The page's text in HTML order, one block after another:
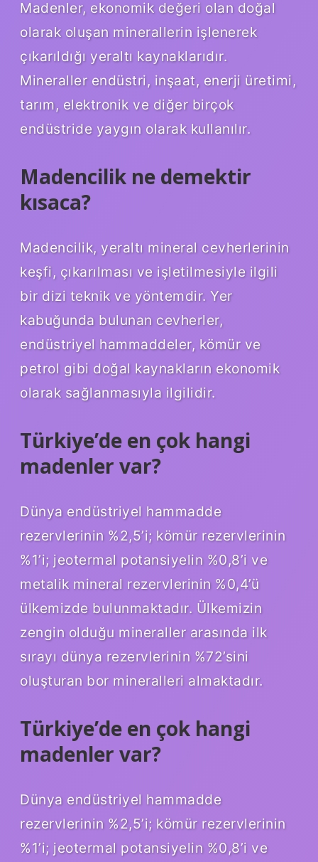
Madenler, ekonomik değeri olan doğal
olarak oluşan minerallerin işlenerek
çıkarıldığı yeraltı kaynaklarıdır.
Mineraller endüstri, inşaat, enerji üretimi,
tarım, elektronik ve diğer birçok
endüstride yaygın olarak kullanılır.
Madencilik ne demektir
kısaca?
Madencilik, yeraltı mineral cevherlerinin
keşfi, çıkarılması ve işletilmesiyle ilgili
bir dizi teknik ve yöntemdir. Yer
kabuğunda bulunan cevherler,
endüstriyel hammaddeler, kömür ve
petrol gibi doğal kaynakların ekonomik
olarak sağlanmasıyla ilgilidir.
Türkiye’de en çok hangi
madenler var?
Dünya endüstriyel hammadde
rezervlerinin %2,5’i; kömür rezervlerinin
%1’i; jeotermal potansiyelin %0,8’i ve
metalik mineral rezervlerinin %0,4’ü
ülkemizde bulunmaktadır. Ülkemizin
zengin olduğu mineraller arasında ilk
sırayı dünya rezervlerinin %72’sini
oluşturan bor mineralleri almaktadır.
Türkiye’de en çok hangi
madenler var?
Dünya endüstriyel hammadde
rezervlerinin %2,5’i; kömür rezervlerinin
%1’i; jeotermal potansiyelin %0,8’i ve